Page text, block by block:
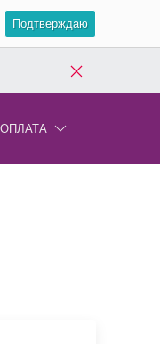
Подтверждаю